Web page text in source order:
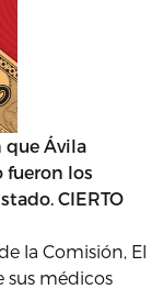
Ávila
fueron los
CIERTO
la Comisión, El
sus médicos